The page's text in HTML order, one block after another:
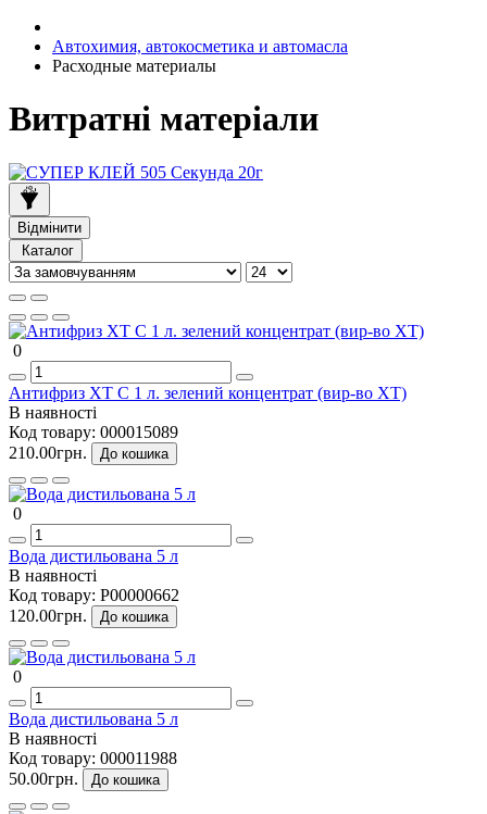
Автохимия, автокосметика и автомасла
Расходные материалы
Витратні матеріали
Відмінити
Каталог
0
Антифриз ХТ C 1 л. зелений концентрат (вир-во ХТ)
В наявності
Код товару: 000015089
210.00грн.
До кошика
0
Вода дистильована 5 л
В наявності
Код товару: P00000662
120.00грн.
До кошика
0
Вода дистильована 5 л
В наявності
Код товару: 000011988
50.00грн.
До кошика